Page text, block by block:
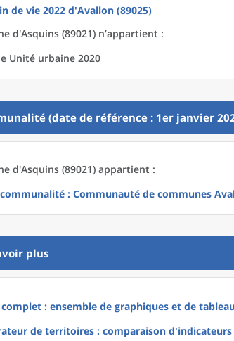
de vie 2022 d'Avallon (89025)
d'Asquins (89021) n’appartient :
Unité urbaine 2020
(date de référence : 1er janvier
d'Asquins (89021) appartient :
: Communauté de communes
plus
complet : ensemble de graphiques et de
de territoires : comparaison